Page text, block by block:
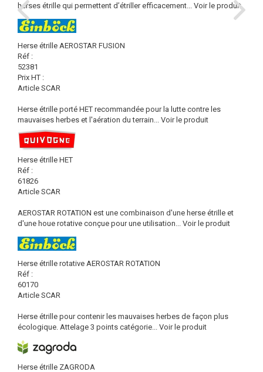
herses étrille qui permettent d’étriller efficacement... Voir le produit
Herse étrille AEROSTAR FUSION
Réf :
52381
Prix HT :
Article SCAR
Herse étrille porté HET recommandée pour la lutte contre les
mauvaises herbes et l'aération du terrain... Voir le produit
Herse étrille HET
Réf :
61826
Article SCAR
AEROSTAR ROTATION est une combinaison d'une herse étrille et
d'une houe rotative conçue pour une utilisation... Voir le produit
Herse étrille rotative AEROSTAR ROTATION
Réf :
60170
Article SCAR
Herse étrille pour contenir les mauvaises herbes de façon plus
écologique. Attelage 3 points catégorie... Voir le produit
Herse étrille ZAGRODA